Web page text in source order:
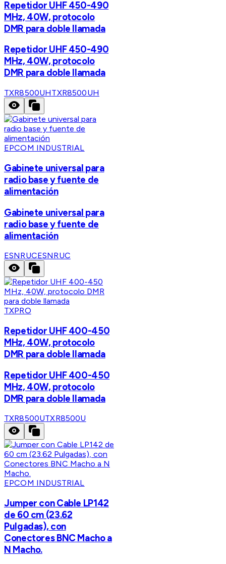
Repetidor UHF 450-490
MHz, 40W, protocolo
DMR para doble llamada
Repetidor UHF 450-490
MHz, 40W, protocolo
DMR para doble llamada
TXR8500UHTXR8500UH
EPCOM INDUSTRIAL
Gabinete universal para
radio base y fuente de
alimentación
Gabinete universal para
radio base y fuente de
alimentación
ESNRUCESNRUC
TXPRO
Repetidor UHF 400-450
MHz, 40W, protocolo
DMR para doble llamada
Repetidor UHF 400-450
MHz, 40W, protocolo
DMR para doble llamada
TXR8500UTXR8500U
EPCOM INDUSTRIAL
Jumper con Cable LP142
de 60 cm (23.62
Pulgadas), con
Conectores BNC Macho a
N Macho.